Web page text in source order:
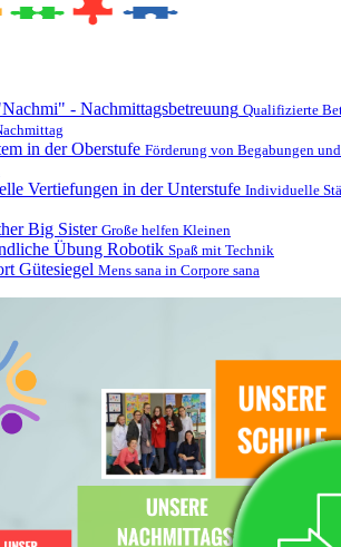
- Nachmittagsbetreuung Qualifizierte
in der Oberstufe Förderung von Begabungen und
Vertiefungen in der Unterstufe Individuelle
Big Sister Große helfen Kleinen
Übung Robotik Spaß mit Technik
Gütesiegel Mens sana in Corpore sana